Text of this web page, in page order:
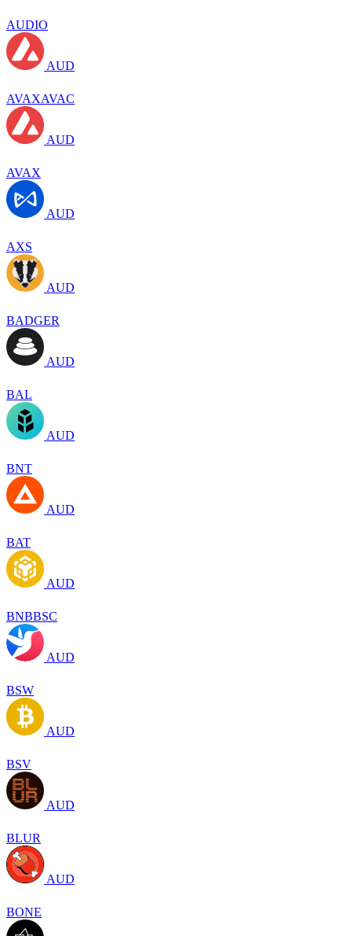
AUDIO
AUD
AVAXAVAC
AUD
AVAX
AUD
AXS
AUD
BADGER
AUD
BAL
AUD
BNT
AUD
BAT
AUD
BNBBSC
AUD
BSW
AUD
BSV
AUD
BLUR
AUD
BONE